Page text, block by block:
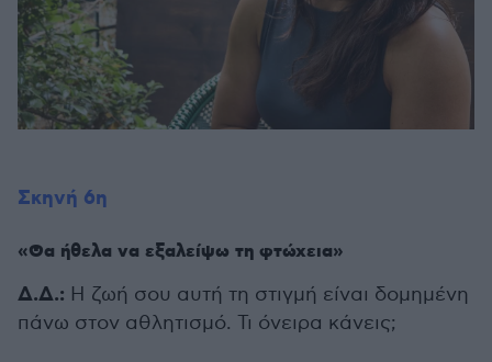
Σκηνή 6η
«Θα ήθελα να εξαλείψω τη φτώχεια»
Δ.Δ.: Η ζωή σου αυτή τη στιγμή είναι δομημένη
πάνω στον αθλητισμό. Τι όνειρα κάνεις;